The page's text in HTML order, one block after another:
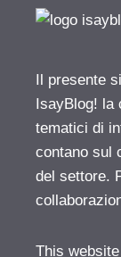
Il presente
IsayBlog! la
tematici di
contano sul
del settore.
This